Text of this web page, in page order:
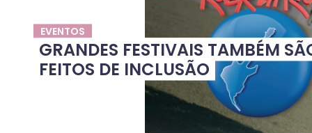
EVENTOS
GRANDES FESTIVAIS TAMBÉM
FEITOS DE INCLUSÃO